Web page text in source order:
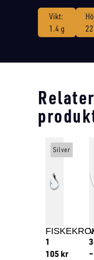
Vikt:
1.4 g
1
105 kr
Silver
–